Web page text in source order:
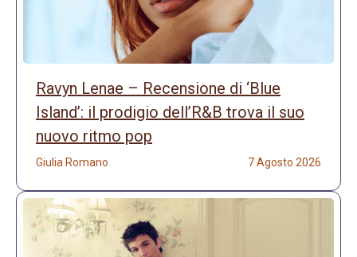
Ravyn Lenae – Recensione di ‘Blue
Island’: il prodigio dell’R&B trova il suo
nuovo ritmo pop
Giulia Romano 7 Agosto 2026